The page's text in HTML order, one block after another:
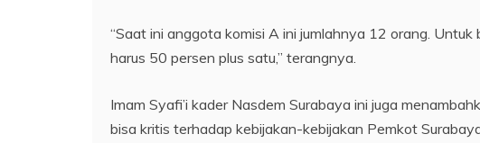
“Saat ini anggota komisi A ini jumlahnya 12 orang.
harus 50 persen plus satu,” terangnya.
Imam Syafi’i kader Nasdem Surabaya ini juga
bisa kritis terhadap kebijakan-kebijakan Pemkot